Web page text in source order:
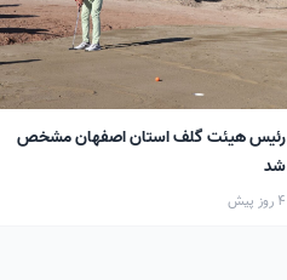
رئیس هیئت گلف استان اصفهان مشخص
شد
4 روز پیش